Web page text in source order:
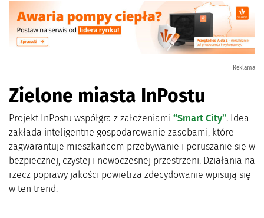
Reklama
Zielone miasta InPostu
Projekt InPostu współgra z założeniami “Smart City”. Idea
zakłada inteligentne gospodarowanie zasobami, które
zagwarantuje mieszkańcom przebywanie i poruszanie się w
bezpiecznej, czystej i nowoczesnej przestrzeni. Działania na
rzecz poprawy jakości powietrza zdecydowanie wpisują się
w ten trend.